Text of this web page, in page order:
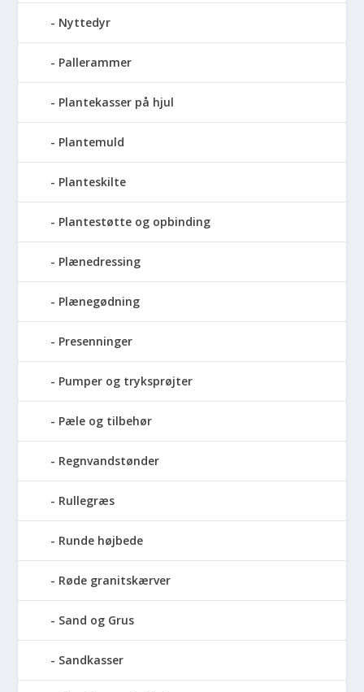
Nyttedyr
Pallerammer
Plantekasser på hjul
Plantemuld
Planteskilte
Plantestøtte og opbinding
Plænedressing
Plænegødning
Presenninger
Pumper og tryksprøjter
Pæle og tilbehør
Regnvandstønder
Rullegræs
Runde højbede
Røde granitskærver
Sand og Grus
Sandkasser